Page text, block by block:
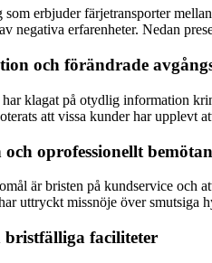
erbjuder färjetransporter
negativa erfarenheter. Nedan
och förändrade
klagat på otydlig information
att vissa kunder har upplevt
oprofessionellt
är bristen på kundservice och
uttryckt missnöje över smutsiga
bristfälliga faciliteter